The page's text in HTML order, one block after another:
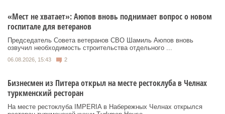
«Мест не хватает»: Аюпов вновь поднимает вопрос о новом
госпитале для ветеранов
Председатель Совета ветеранов СВО Шамиль Аюпов вновь
озвучил необходимость строительства отдельного ...
06.08.2026, 15:43 2
Бизнесмен из Питера открыл на месте рестоклуба в Челнах
туркменский ресторан
На месте рестоклуба IMPERIA в Набережных Челнах открылся